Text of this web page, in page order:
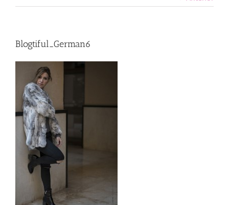
Blogtiful_German6